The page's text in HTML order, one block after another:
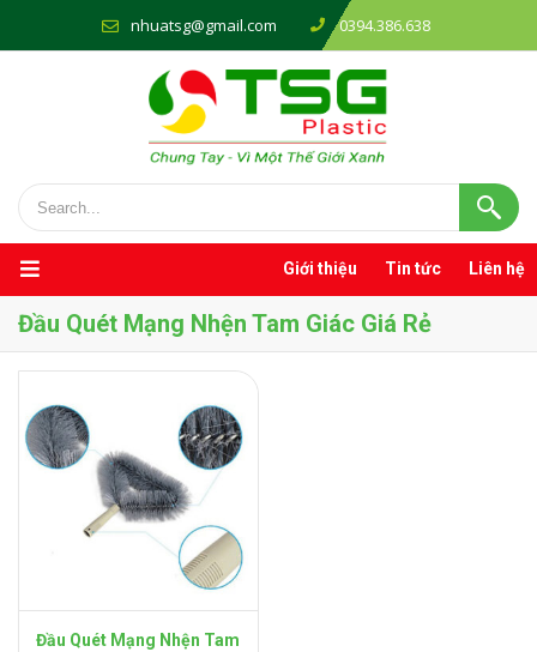
nhuatsg@gmail.com 0394.386.638
Giới thiệu Tin tức Liên hệ
Đầu Quét Mạng Nhện Tam Giác Giá Rẻ
Đầu Quét Mạng Nhện Tam